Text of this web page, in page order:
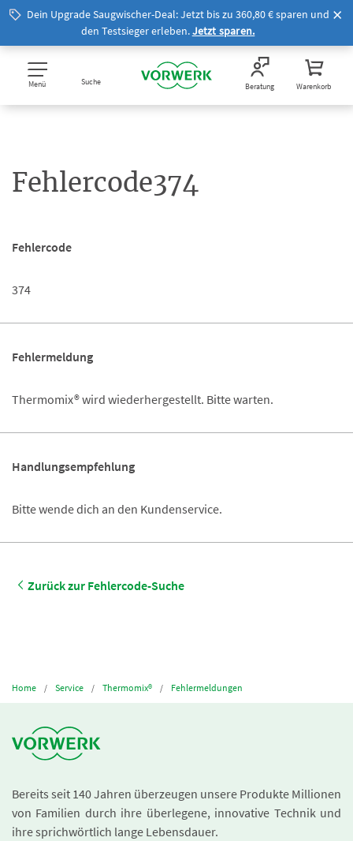
Dein Upgrade Saugwischer-Deal: Jetzt bis zu 360,80 € sparen und
den Testsieger erleben.Jetzt sparen.
Menü Suche Beratung Warenkorb
Fehlercode374
Fehlercode
374
Fehlermeldung
Thermomix® wird wiederhergestellt. Bitte warten.
Handlungsempfehlung
Bitte wende dich an den Kundenservice.
Zurück zur Fehlercode-Suche
Home Service Thermomix® Fehlermeldungen
Bereits seit 140 Jahren überzeugen unsere Produkte Millionen
von Familien durch ihre überlegene, innovative Technik und
ihre sprichwörtlich lange Lebensdauer.